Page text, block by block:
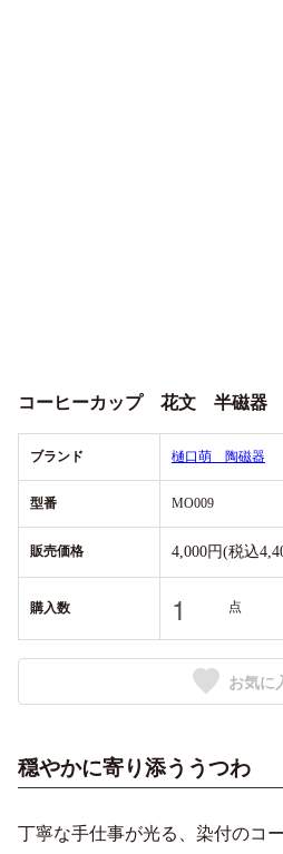
コーヒーカップ 花文 半磁器
ブランド 樋口萌 陶磁器
型番 MO009
販売価格 4,000円(税込
購入数 点
お気に
穏やかに寄り添ううつわ
丁寧な手仕事が光る、染付のコ